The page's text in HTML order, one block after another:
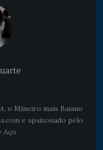
o Mineiro mais Baiano
e apaixonado pelo
Aço